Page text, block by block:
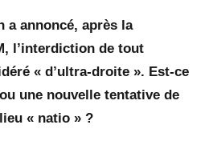
a annoncé, après la
l’interdiction de tout
« d’ultra-droite ». Est-ce
une nouvelle tentative de
« natio » ?